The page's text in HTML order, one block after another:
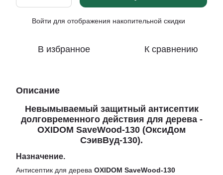
Войти для отображения накопительной скидки
В избранное К сравнению
Описание
Невымываемый защитный антисептик
долговременного действия для дерева -
OXIDOM SaveWood-130 (ОксиДом
СэивВуд-130).
Назначение.
Антисептик для дерева OXIDOM SaveWood-130